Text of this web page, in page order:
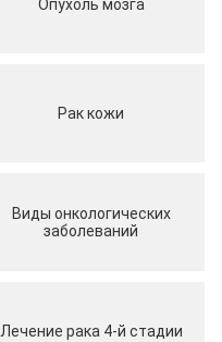
Опухоль мозга
Рак кожи
Виды онкологических
заболеваний
Лечение рака 4-й стадии